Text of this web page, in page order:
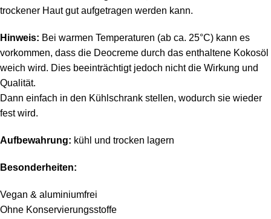
trockener Haut gut aufgetragen werden kann.
Hinweis: Bei warmen Temperaturen (ab ca. 25°C) kann es
vorkommen, dass die Deocreme durch das enthaltene Kokosöl
weich wird. Dies beeinträchtigt jedoch nicht die Wirkung und
Qualität.
Dann einfach in den Kühlschrank stellen, wodurch sie wieder
fest wird.
Aufbewahrung: kühl und trocken lagern
Besonderheiten:
Vegan & aluminiumfrei
Ohne Konservierungsstoffe